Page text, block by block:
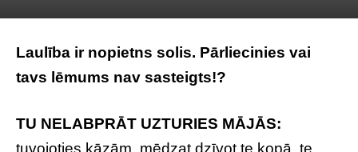
Laulība ir nopietns solis. Pārliecinies vai
tavs lēmums nav sasteigts!?
TU NELABPRĀT UZTURIES MĀJĀS:
tuvojoties kāzām, mēdzat dzīvot te kopā, te